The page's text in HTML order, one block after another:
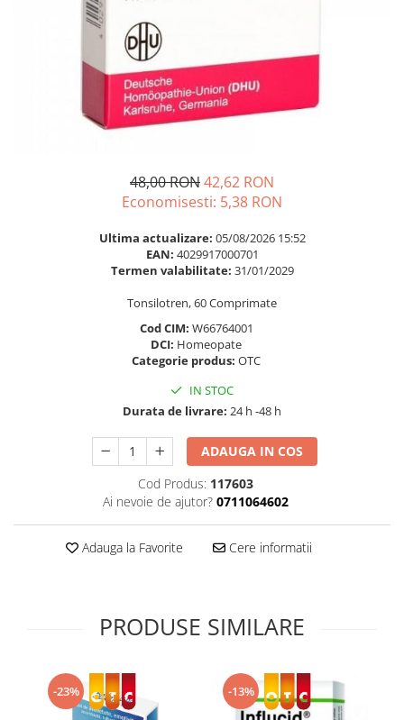
Par si unghii
Probiotice si prebiotice
Slabire si control greutate
Supliment Complexe
Supliment Vitamina B
Supliment Vitamina D3
Supliment Vitamina E
Tincturi si Gemoderivate
Tuse gat si respiratie
Vitamine si minerale
Balsam masca si tratament
Produse cu SPF Pentru Fata
48,00 RON42,62 RON
Economisesti: 5,38 RON
Ultima actualizare: 05/08/2026 15:52
EAN: 4029917000701
Termen valabilitate: 31/01/2029
Tonsilotren, 60 Comprimate
Cod CIM: W66764001
DCI: Homeopate
Categorie produs: OTC
IN STOC
Durata de livrare: 24 h -48 h
ADAUGA IN COS
Cod Produs: 117603
Ai nevoie de ajutor? 0711064602
Adauga la Favorite Cere informatii
PRODUSE SIMILARE
-23% -13%